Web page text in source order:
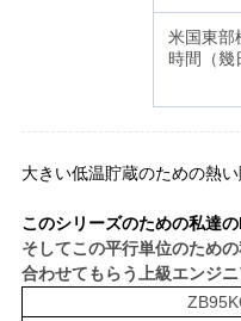
い
引
用
米国東部
時間（幾
大きい低温貯蔵のための熱
このシリーズのための私達
そしてこの平行単位のため
合わせてもらう上級エンジ